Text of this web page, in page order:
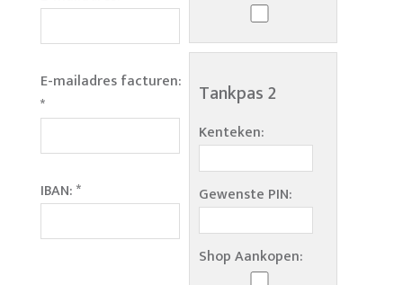
E-mailadres facturen:
*
IBAN:*
Tankpas 2
Kenteken:
Gewenste PIN:
Shop Aankopen: